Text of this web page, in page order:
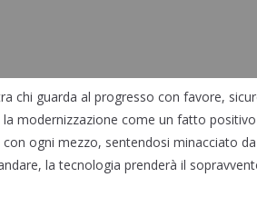
chi guarda al progresso con favore,
modernizzazione come un fatto
ogni mezzo, sentendosi minacciato
la tecnologia prenderà il